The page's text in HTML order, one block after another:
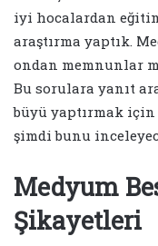
iyi hocalardan
araştırma yaptık.
ondan memnunlar
Bu sorulara yanıt
büyü yaptırmak
şimdi bunu
Medyum
Şikayetleri